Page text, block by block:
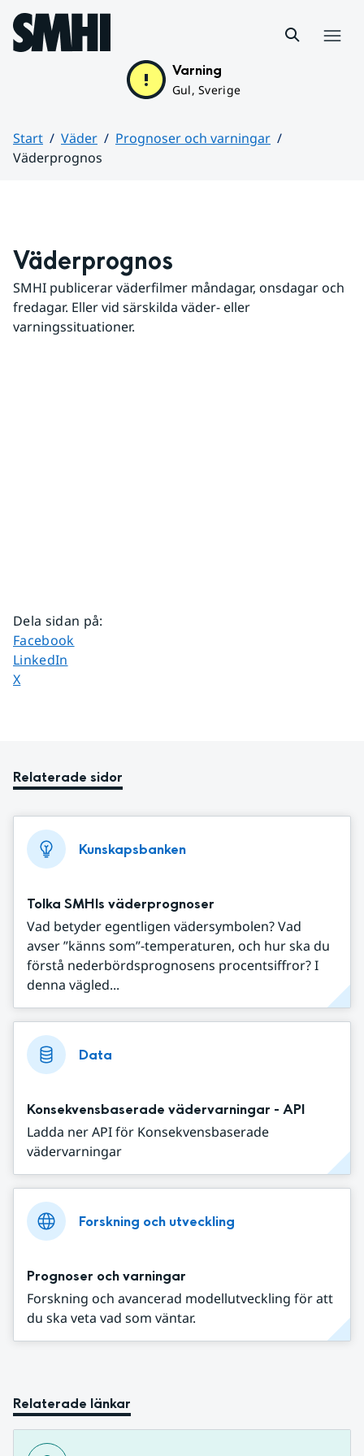
Hoppa till sidans innehåll
Varning
Gul, Sverige
Start Väder
Prognoser och varningar
Väderprognos
Väderprognos
SMHI publicerar väderfilmer måndagar, onsdagar och
fredagar. Eller vid särskilda väder- eller
varningssituationer.
Dela sidan på:
Dela sidan på
Facebook
Dela sidan på
LinkedIn
Dela sidan på
X
Relaterade sidor
Kunskapsbanken
Tolka SMHIs väderprognoser
Vad betyder egentligen vädersymbolen? Vad
avser ”känns som”-temperaturen, och hur ska du
förstå nederbördsprognosens procentsiffror? I
denna vägled...
Data
Konsekvensbaserade vädervarningar - API
Ladda ner API för Konsekvensbaserade
vädervarningar
Forskning och utveckling
Prognoser och varningar
Forskning och avancerad modellutveckling för att
du ska veta vad som väntar.
Relaterade länkar